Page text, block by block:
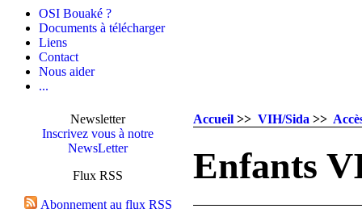
OSI Bouaké ?
Documents à télécharger
Liens
Contact
Nous aider
...
Newsletter
Inscrivez vous à notre
NewsLetter
Flux RSS
Abonnement au flux RSS
Accueil >> VIH/Sida >>
Enfants